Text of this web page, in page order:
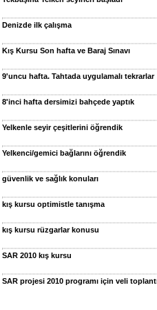
Denizde ilk çalışma
Kış Kursu Son hafta ve Baraj Sınavı
9'uncu hafta. Tahtada uygulamalı tekrarlar
8'inci hafta dersimizi bahçede yaptık
Yelkenle seyir çeşitlerini öğrendik
Yelkenci/gemici bağlarını öğrendik
güvenlik ve sağlık konuları
kış kursu optimistle tanışma
kış kursu rüzgarlar konusu
SAR 2010 kış kursu
SAR projesi 2010 programı için veli